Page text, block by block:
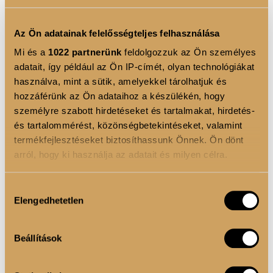
Az Ön adatainak felelősségteljes felhasználása
Mi és a 1022 partnerünk feldolgozzuk az Ön személyes
adatait, így például az Ön IP-címét, olyan technológiákat
használva, mint a sütik, amelyekkel tárolhatjuk és
hozzáférünk az Ön adataihoz a készülékén, hogy
személyre szabott hirdetéseket és tartalmakat, hirdetés-
és tartalommérést, közönségbetekintéseket, valamint
termékfejlesztéseket biztosíthassunk Önnek. Ön dönt
arról, hogy ki használja az adatait és milyen célra.
Információgyűjtés az Ön földrajzi elhelyezkedéséről
Az Ön készülékén beazonosítása annak konkrét
tulajdonságainak (ujjlenyomat) aktív ellenőrzésével
kiválasztása
Elengedhetetlen
Beállítások
vidd fel, ezzel a technikával elkerülhető a csomósodás
4. ÜDE AJKAK – SMINK ÉS ÁPOLÁS
EGYBEN
Az ajkak frissessége szinte azonnal megváltoztatja az
összképet. A jó hír: nem kell választanod a szín és az
ápolás között.
A Color Shinerúzs
Balzsamos, hidratáló formula
A Color Glaze